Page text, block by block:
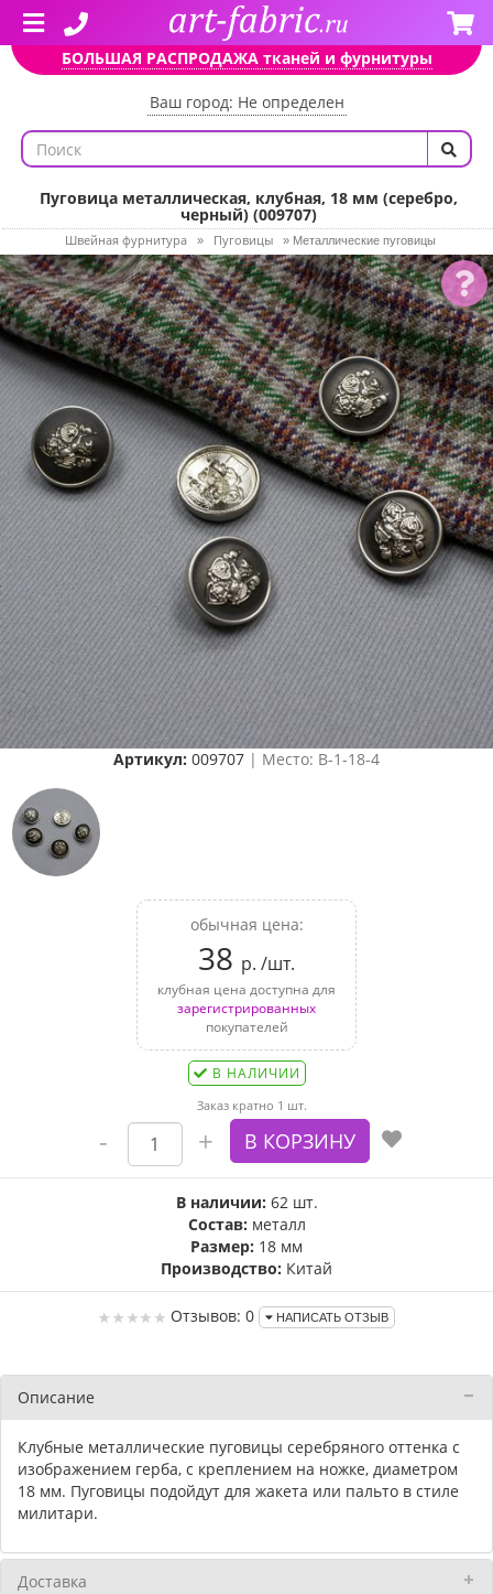
БОЛЬШАЯ РАСПРОДАЖА тканей и фурнитуры
Ваш город: Не определен
Пуговица металлическая, клубная, 18 мм (серебро,
черный) (009707)
Швейная фурнитура » Пуговицы » Металлические пуговицы
Артикул: 009707 | Место: B-1-18-4
обычная цена:
38 р. /шт.
клубная цена доступна для
зарегистрированных
покупателей
В НАЛИЧИИ
Заказ кратно 1 шт.
В наличии: 62 шт.
Состав: металл
Размер: 18 мм
Производство: Китай
Отзывов: 0 НАПИСАТЬ ОТЗЫВ
Описание
Клубные металлические пуговицы серебряного оттенка с
изображением герба, с креплением на ножке, диаметром
18 мм. Пуговицы подойдут для жакета или пальто в стиле
милитари.
Доставка